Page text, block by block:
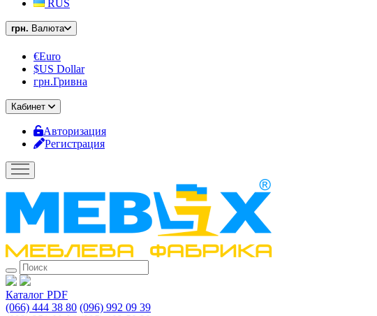
RUS
грн. Валюта
€Euro
$US Dollar
грн.Гривна
Кабинет
Авторизация
Регистрация
Каталог PDF
(066) 444 38 80 (096) 992 09 39